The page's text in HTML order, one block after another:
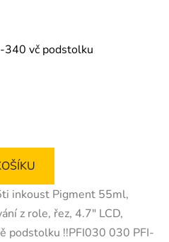
340 vč podstolku
inkoust Pigment 55ml,
z role, řez, 4.7" LCD,
podstolku !!PFI030 030 PFI-